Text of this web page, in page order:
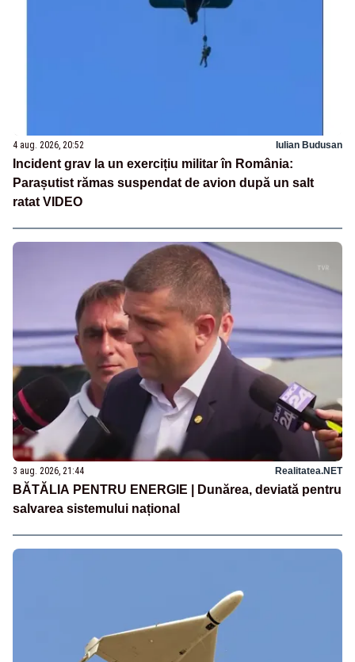
4 aug. 2026, 20:52 Iulian Budusan
Incident grav la un exercițiu militar în România:
Parașutist rămas suspendat de avion după un salt
ratat VIDEO
3 aug. 2026, 21:44 Realitatea.NET
BĂTĂLIA PENTRU ENERGIE | Dunărea, deviată pentru
salvarea sistemului național